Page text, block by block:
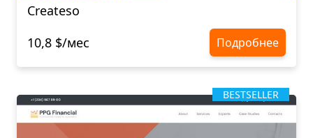
Createso
10,8 $/мес
Подробнее
BESTSELLER